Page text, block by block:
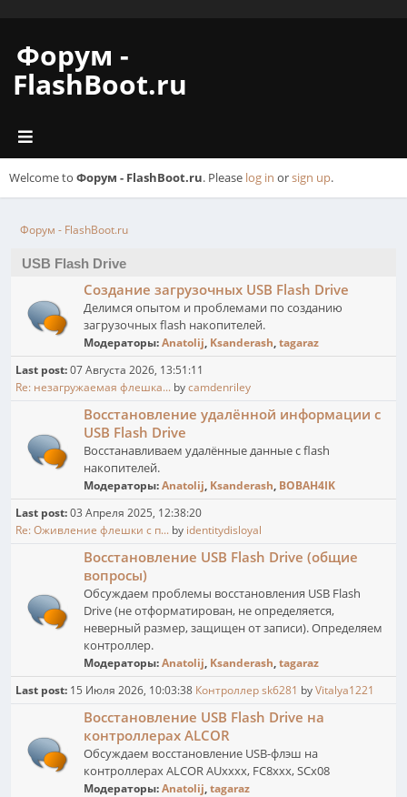
Форум -
FlashBoot.ru
Welcome to Форум - FlashBoot.ru. Please log in orsign up.
Форум - FlashBoot.ru
USB Flash Drive
Создание загрузочных USB Flash Drive
Делимся опытом и проблемами по созданию
загрузочных flash накопителей.
Модераторы:Anatolij, Ksanderash,tagaraz
Last post:07 Августа 2026, 13:51:11
Re: незагружаемая флешка... bycamdenriley
Восстановление удалённой информации с
USB Flash Drive
Восстанавливаем удалённые данные с flash
накопителей.
Модераторы:Anatolij, Ksanderash, BOBAH4IK
Last post:03 Апреля 2025, 12:38:20
Re: Оживление флешки с п... by identitydisloyal
Восстановление USB Flash Drive (общие
вопросы)
Обсуждаем проблемы восстановления USB Flash
Drive (не отформатирован, не определяется,
неверный размер, защищен от записи). Определяем
контроллер.
Модераторы:Anatolij, Ksanderash,tagaraz
Last post: 15 Июля 2026, 10:03:38 Контроллер sk6281 byVitalya1221
Восстановление USB Flash Drive на
контроллерах ALCOR
Обсуждаем восстановление USB-флэш на
контроллерах ALCOR AUxxxx, FC8xxx, SCx08
Модераторы:Anatolij,tagaraz